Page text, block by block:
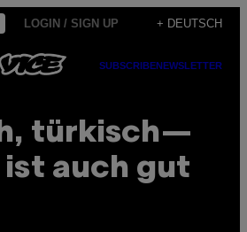
LOGIN / SIGN UP + DEUTSCH
SUBSCRIBENEWSLETTER
türkisch—
ist auch gut